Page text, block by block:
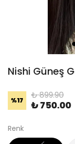
Nishi Güneş
%17 ₺ 899.90
₺ 750.00
Renk